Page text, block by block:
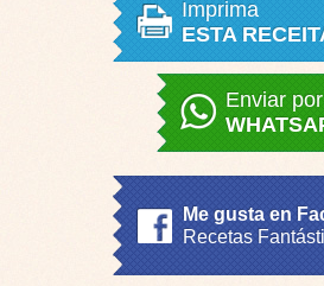
Imprima
ESTA
Enviar por
Me gusta en
Recetas